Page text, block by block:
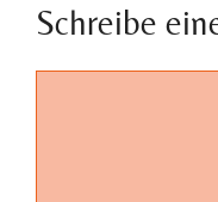
Schreibe